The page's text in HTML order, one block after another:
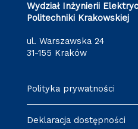
Wydział Inżynierii
Politechniki Krakowskiej
ul. Warszawska 24
31-155 Kraków
Polityka prywatności
Deklaracja dostępności